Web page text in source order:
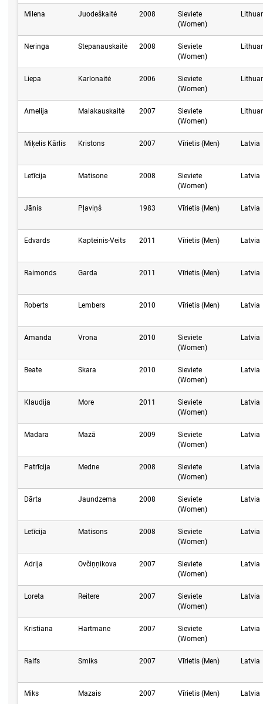
Milena Juodeškaitė 2008
Sieviete
(Women)
Neringa Stepanauskaitė 2008
Sieviete
(Women)
Liepa Karlonaitė 2006
Sieviete
(Women)
Amelija Malakauskaitė 2007
Sieviete
(Women)
Miķelis Kārlis Kristons 2007 Vīrietis (Men) Latvia
Letīcija Matisone 2008
Sieviete
(Women)
Latvia
Jānis Pļaviņš 1983 Vīrietis (Men) Latvia
Edvards Kapteinis-Veits 2011 Vīrietis (Men) Latvia
Raimonds Garda 2011 Vīrietis (Men) Latvia
Roberts Lembers 2010 Vīrietis (Men) Latvia
Amanda Vrona 2010
Sieviete
(Women)
Latvia
Beate Skara 2010
Sieviete
(Women)
Latvia
Klaudija More 2011
Sieviete
(Women)
Latvia
Madara Mazā 2009
Sieviete
(Women)
Latvia
Patrīcija Medne 2008
Sieviete
(Women)
Latvia
Dārta Jaundzema 2008
Sieviete
(Women)
Latvia
Letīcija Matisons 2008
Sieviete
(Women)
Latvia
Adrija Ovčiņņikova 2007
Sieviete
(Women)
Latvia
Loreta Reitere 2007
Sieviete
(Women)
Latvia
Kristiana Hartmane 2007
Sieviete
(Women)
Latvia
Ralfs Smiks 2007 Vīrietis (Men) Latvia
Miks Mazais 2007 Vīrietis (Men) Latvia